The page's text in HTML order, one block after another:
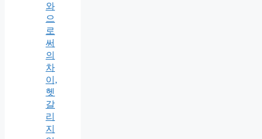
와
으
로
써
의
차
이,
헷
갈
리
지